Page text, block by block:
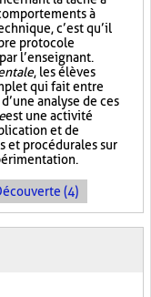
à
c’est qu’il
protocole
l’enseignant.
, les élèves
qui fait entre
analyse de ces
est une activité
et de
et procédurales sur
(4)